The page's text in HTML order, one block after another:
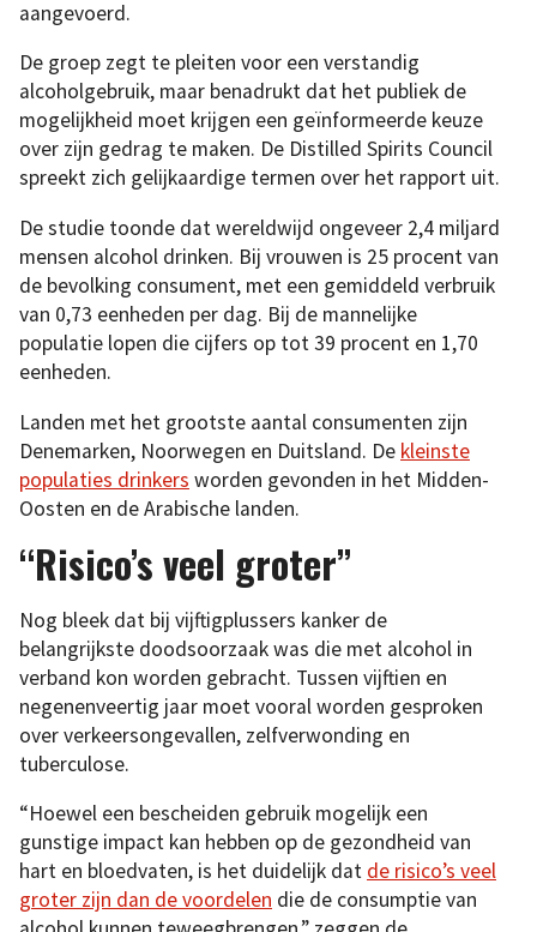
aangevoerd.
De groep zegt te pleiten voor een verstandig
alcoholgebruik, maar benadrukt dat het publiek de
mogelijkheid moet krijgen een geïnformeerde keuze
over zijn gedrag te maken. De Distilled Spirits Council
spreekt zich gelijkaardige termen over het rapport uit.
De studie toonde dat wereldwijd ongeveer 2,4 miljard
mensen alcohol drinken. Bij vrouwen is 25 procent van
de bevolking consument, met een gemiddeld verbruik
van 0,73 eenheden per dag. Bij de mannelijke
populatie lopen die cijfers op tot 39 procent en 1,70
eenheden.
Landen met het grootste aantal consumenten zijn
Denemarken, Noorwegen en Duitsland. De kleinste
populaties drinkers worden gevonden in het Midden-
Oosten en de Arabische landen.
“Risico’s veel groter”
Nog bleek dat bij vijftigplussers kanker de
belangrijkste doodsoorzaak was die met alcohol in
verband kon worden gebracht. Tussen vijftien en
negenenveertig jaar moet vooral worden gesproken
over verkeersongevallen, zelfverwonding en
tuberculose.
“Hoewel een bescheiden gebruik mogelijk een
gunstige impact kan hebben op de gezondheid van
hart en bloedvaten, is het duidelijk dat de risico’s veel
groter zijn dan de voordelen die de consumptie van